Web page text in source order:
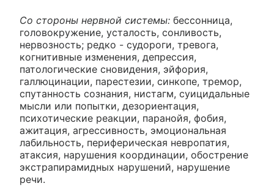
Со стороны нервной системы: бессонница,
головокружение, усталость, сонливость,
нервозность; редко - судороги, тревога,
когнитивные изменения, депрессия,
патологические сновидения, эйфория,
галлюцинации, парестезии, синкопе, тремор,
спутанность сознания, нистагм, суицидальные
мысли или попытки, дезориентация,
психотические реакции, паранойя, фобия,
ажитация, агрессивность, эмоциональная
лабильность, периферическая невропатия,
атаксия, нарушения координации, обострение
экстрапирамидных нарушений, нарушение
речи.